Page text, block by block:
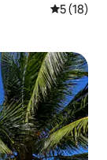
5 (18)